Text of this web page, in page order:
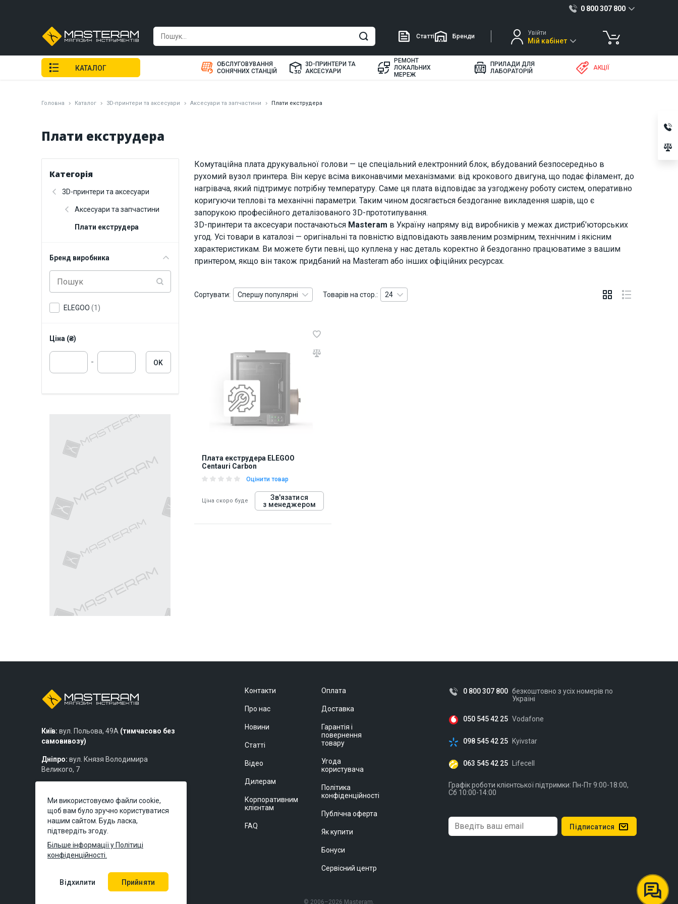
Плати екструдера
Головна Каталог 3D-принтери та аксесуари Аксесуари та запчастини Плати екструдера
Комутаційна плата друкувальної голови — це спеціальний електронний блок, вбудований безпосередньо в
рухомий вузол принтера. Він керує всіма виконавчими механізмами: від крокового двигуна, що подає філамент, до
нагрівача, який підтримує потрібну температуру. Саме ця плата відповідає за узгоджену роботу систем, оперативно
коригуючи теплові та механічні параметри. Таким чином досягається бездоганне викладення шарів, що є
запорукою професійного деталізованого 3D-прототипування.
3D-принтери та аксесуари постачаються Masteram в Україну напряму від виробників у межах дистриб'юторських
угод. Усі товари в каталозі — оригінальні та повністю відповідають заявленим розмірним, технічним і якісним
характеристикам. Ви можете бути певні, що куплена у нас деталь коректно й бездоганно працюватиме з вашим
принтером, якщо він також придбаний на Masteram або інших офіційних ресурсах.
Сортувати: Спершу популярні Товарів на стор.: 24
Плата екструдера ELEGOO
Centauri Carbon
Оцінити товар
Ціна скоро буде
Зв'язатися
з менеджером
Категорія
3D-принтери та аксесуари
Аксесуари та запчастини
Плати екструдера
Бренд виробника
ELEGOO (1)
Ціна (₴)
- OK
0 800 307 800
Статті Бренди Увійти
Мій кабінет
КАТАЛОГ
ОБСЛУГОВУВАННЯ
СОНЯЧНИХ СТАНЦІЙ
3D-ПРИНТЕРИ ТА
АКСЕСУАРИ
РЕМОНТ
ЛОКАЛЬНИХ
МЕРЕЖ
ПРИЛАДИ ДЛЯ
ЛАБОРАТОРІЙ
АКЦІЇ
Київ: вул. Польова, 49А (тимчасово без
самовивозу)
Дніпро: вул. Князя Володимира
Великого, 7
219б
Контакти
Про нас
Новини
Статті
Відео
Дилерам
Корпоративним
клієнтам
FAQ
Оплата
Доставка
Гарантія і
повернення
товару
Угода
користувача
Політика
конфіденційності
Публічна оферта
Як купити
Бонуси
Сервісний центр
0 800 307 800 безкоштовно з усіх номерів по
Україні
050 545 42 25 Vodafone
098 545 42 25 Kyivstar
063 545 42 25 Lifecell
Графік роботи клієнтської підтримки: Пн-Пт 9:00-18:00,
Сб 10:00-14:00
Підписатися
© 2006–2026 Masteram.
Ми використовуємо файли cookie,
щоб вам було зручно користуватися
нашим сайтом. Будь ласка,
підтвердіть згоду.
Більше інформації у Політиці
конфіденційності.
Відхилити Прийняти